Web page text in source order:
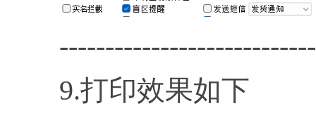
9.打印效果如下